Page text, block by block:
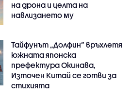
на дрона и целта на
навлизането му
Тайфунът „Долфин” връхлетя
южната японска
префектура Окинава,
Източен Китай се готви за
стихията